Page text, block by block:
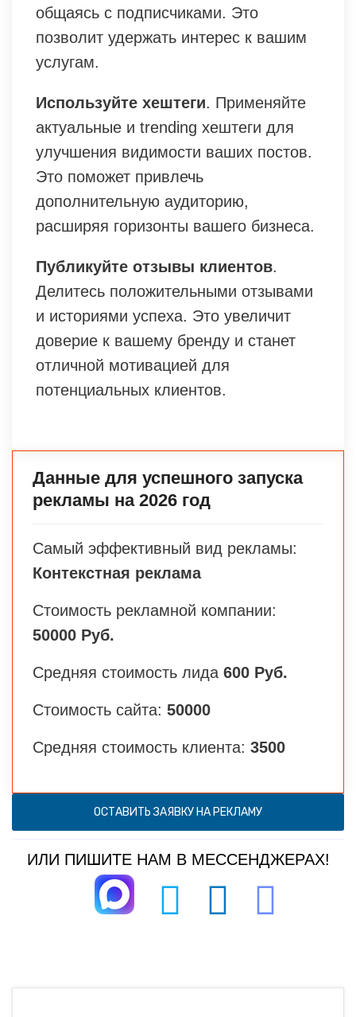
общаясь с подписчиками. Это
позволит удержать интерес к вашим
услугам.
Используйте хештеги. Применяйте
актуальные и trending хештеги для
улучшения видимости ваших постов.
Это поможет привлечь
дополнительную аудиторию,
расширяя горизонты вашего бизнеса.
Публикуйте отзывы клиентов.
Делитесь положительными отзывами
и историями успеха. Это увеличит
доверие к вашему бренду и станет
отличной мотивацией для
потенциальных клиентов.
Данные для успешного запуска
рекламы на 2026 год
Самый эффективный вид рекламы:
Контекстная реклама
Стоимость рекламной компании:
50000 Руб.
Средняя стоимость лида 600 Руб.
Стоимость сайта: 50000
Средняя стоимость клиента: 3500
ОСТАВИТЬ ЗАЯВКУ НА РЕКЛАМУ
ИЛИ ПИШИТЕ НАМ В МЕССЕНДЖЕРАХ!